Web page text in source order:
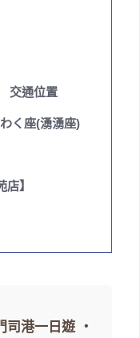
交通位置
く座(湧湧座)
】
司港一日遊・